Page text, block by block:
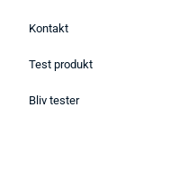
Kontakt
Test produkt
Bliv tester
Bedste Saunatæppe 2025 –
Find de bedste produkter her!